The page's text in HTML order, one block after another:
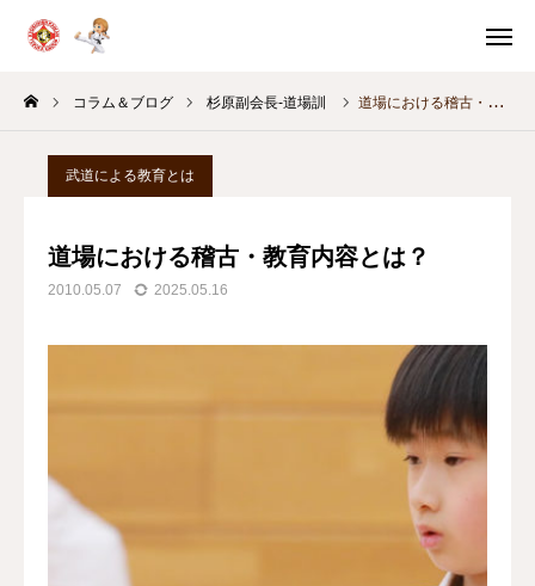
コラム＆ブログ 杉原副会長-道場訓 道場における稽古・教育内容とは？
武道による教育とは
道場における稽古・教育内容とは？
2010.05.07 2025.05.16
体験申込 体験案内
問い合わせ
HOME
コラム＆ブログ
問い合わせ＆体験